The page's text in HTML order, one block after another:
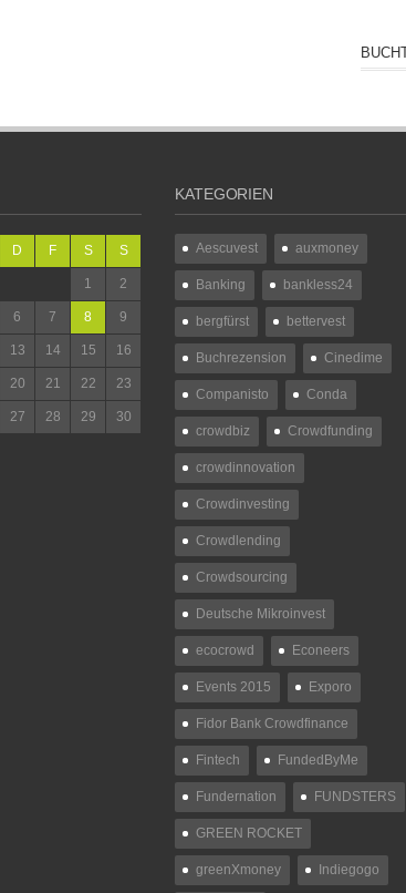
D F S S
1 2
6 7 8 9
13 14 15 16
20 21 22 23
27 28 29 30
KATEGORIEN
Aescuvest auxmoney
Banking bankless24
bergfürst bettervest
Buchrezension Cinedime
Companisto Conda
crowdbiz Crowdfunding
crowdinnovation
Crowdinvesting
Crowdlending
Crowdsourcing
Deutsche Mikroinvest
ecocrowd Econeers
Events 2015 Exporo
Fidor Bank Crowdfinance
Fintech FundedByMe
Fundernation FUNDSTERS
GREEN ROCKET
greenXmoney Indiegogo